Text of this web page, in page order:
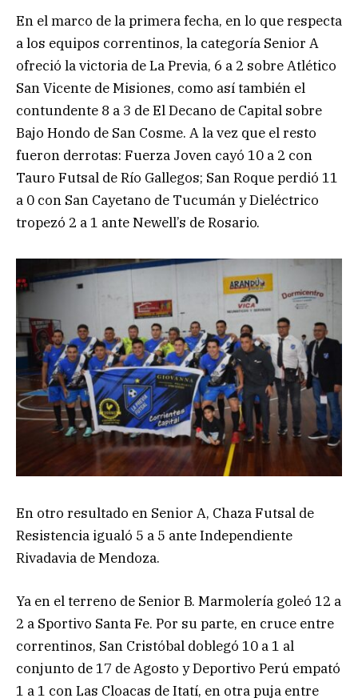
En el marco de la primera fecha, en lo que respecta
a los equipos correntinos, la categoría Senior A
ofreció la victoria de La Previa, 6 a 2 sobre Atlético
San Vicente de Misiones, como así también el
contundente 8 a 3 de El Decano de Capital sobre
Bajo Hondo de San Cosme. A la vez que el resto
fueron derrotas: Fuerza Joven cayó 10 a 2 con
Tauro Futsal de Río Gallegos; San Roque perdió 11
a 0 con San Cayetano de Tucumán y Dieléctrico
tropezó 2 a 1 ante Newell’s de Rosario.
En otro resultado en Senior A, Chaza Futsal de
Resistencia igualó 5 a 5 ante Independiente
Rivadavia de Mendoza.
Ya en el terreno de Senior B. Marmolería goleó 12 a
2 a Sportivo Santa Fe. Por su parte, en cruce entre
correntinos, San Cristóbal doblegó 10 a 1 al
conjunto de 17 de Agosto y Deportivo Perú empató
1 a 1 con Las Cloacas de Itatí, en otra puja entre